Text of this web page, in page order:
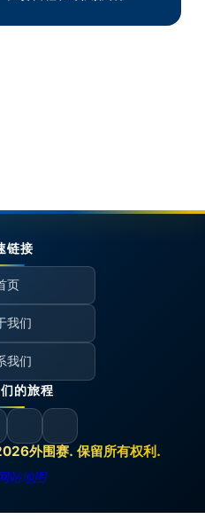
外围赛. 保留所有权利.
站地图
链接
页
我们
我们
的旅程